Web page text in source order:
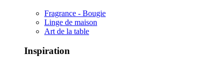
Fragrance - Bougie
Linge de maison
Art de la table
Inspiration